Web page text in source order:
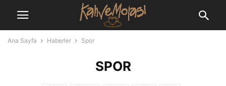
Ana Sayfa Haberler Spor
SPOR